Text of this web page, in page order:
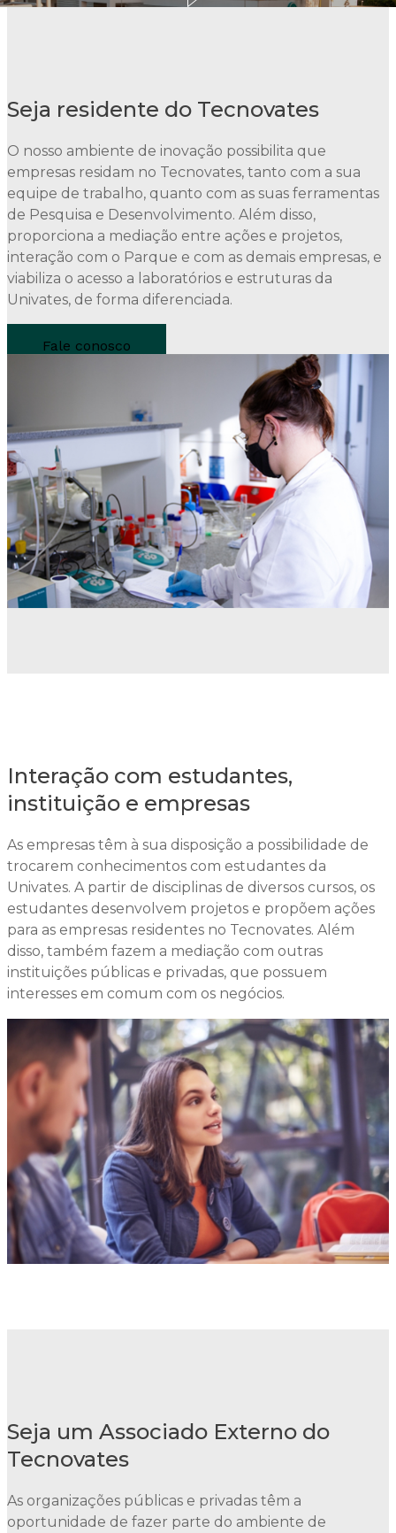
Seja residente do Tecnovates
O nosso ambiente de inovação possibilita que
empresas residam no Tecnovates, tanto com a sua
equipe de trabalho, quanto com as suas ferramentas
de Pesquisa e Desenvolvimento. Além disso,
proporciona a mediação entre ações e projetos,
interação com o Parque e com as demais empresas, e
viabiliza o acesso a laboratórios e estruturas da
Univates, de forma diferenciada.
Fale conosco
Interação com estudantes,
instituição e empresas
As empresas têm à sua disposição a possibilidade de
trocarem conhecimentos com estudantes da
Univates. A partir de disciplinas de diversos cursos, os
estudantes desenvolvem projetos e propõem ações
para as empresas residentes no Tecnovates. Além
disso, também fazem a mediação com outras
instituições públicas e privadas, que possuem
interesses em comum com os negócios.
Seja um Associado Externo do
Tecnovates
As organizações públicas e privadas têm a
oportunidade de fazer parte do ambiente de